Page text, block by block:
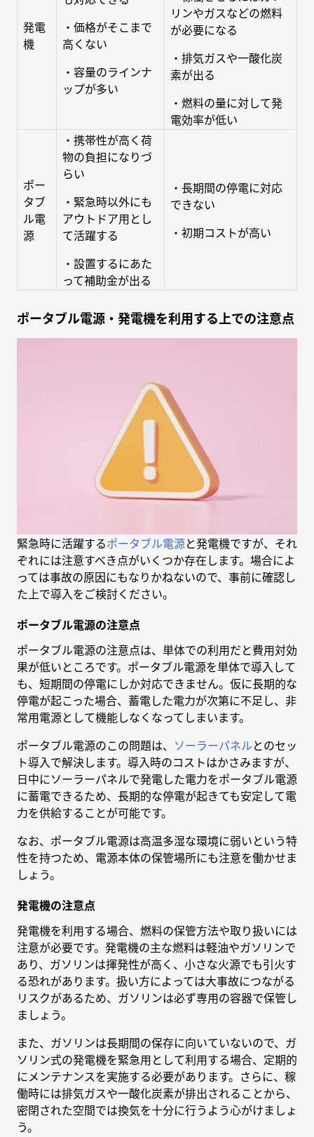
発電
機
・価格がそこまで
高くない
・容量のラインナ
ップが多い
リンやガスなどの燃料
が必要になる
・排気ガスや一酸化炭
素が出る
・燃料の量に対して発
電効率が低い
ポー
タブ
ル電
源
・携帯性が高く荷
物の負担になりづ
らい
・緊急時以外にも
アウトドア用とし
て活躍する
・設置するにあた
って補助金が出る
・長期間の停電に対応
できない
・初期コストが高い
ポータブル電源・発電機を利用する上での注意点
緊急時に活躍するポータブル電源と発電機ですが、それ
ぞれには注意すべき点がいくつか存在します。場合によ
っては事故の原因にもなりかねないので、事前に確認し
た上で導入をご検討ください。
ポータブル電源の注意点
ポータブル電源の注意点は、単体での利用だと費用対効
果が低いところです。ポータブル電源を単体で導入して
も、短期間の停電にしか対応できません。仮に長期的な
停電が起こった場合、蓄電した電力が次第に不足し、非
常用電源として機能しなくなってしまいます。
ポータブル電源のこの問題は、 ソーラーパネルとのセッ
ト導入で解決します。導入時のコストはかさみますが、
日中にソーラーパネルで発電した電力をポータブル電源
に蓄電できるため、長期的な停電が起きても安定して電
力を供給することが可能です。
なお、ポータブル電源は高温多湿な環境に弱いという特
性を持つため、電源本体の保管場所にも注意を働かせま
しょう。
発電機の注意点
発電機を利用する場合、燃料の保管方法や取り扱いには
注意が必要です。発電機の主な燃料は軽油やガソリンで
あり、ガソリンは揮発性が高く、小さな火源でも引火す
る恐れがあります。扱い方によっては大事故につながる
リスクがあるため、ガソリンは必ず専用の容器で保管し
ましょう。
また、ガソリンは長期間の保存に向いていないので、ガ
ソリン式の発電機を緊急用として利用する場合、定期的
にメンテナンスを実施する必要があります。さらに、稼
働時には排気ガスや一酸化炭素が排出されることから、
密閉された空間では換気を十分に行うよう心がけましょ
う。